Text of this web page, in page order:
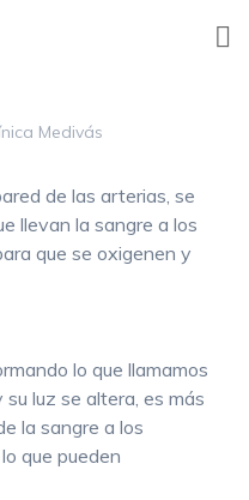
Medivás
de las arterias, se
llevan la sangre a los
que se oxigenen y
lo que llamamos
luz se altera, es más
la sangre a los
que pueden